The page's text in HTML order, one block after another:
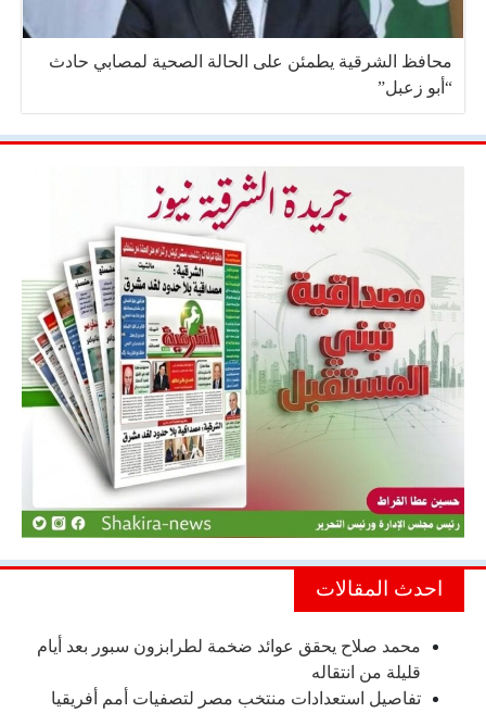
محافظ الشرقية يطمئن على الحالة الصحية لمصابي حادث
“أبو زعبل”
احدث المقالات
محمد صلاح يحقق عوائد ضخمة لطرابزون سبور بعد أيام
قليلة من انتقاله
تفاصيل استعدادات منتخب مصر لتصفيات أمم أفريقيا